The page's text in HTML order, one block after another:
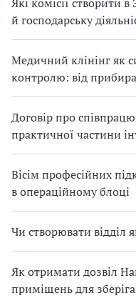
й господарську
Медичний клінінг як
контролю: від
Договір про
практичної частини
Вісім професійних
в операційному блоці
Чи створювати відділ
Як отримати дозвіл
приміщень для